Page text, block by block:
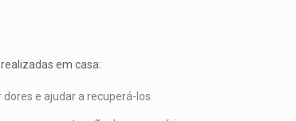
em casa:
e ajudar a recuperá-los.